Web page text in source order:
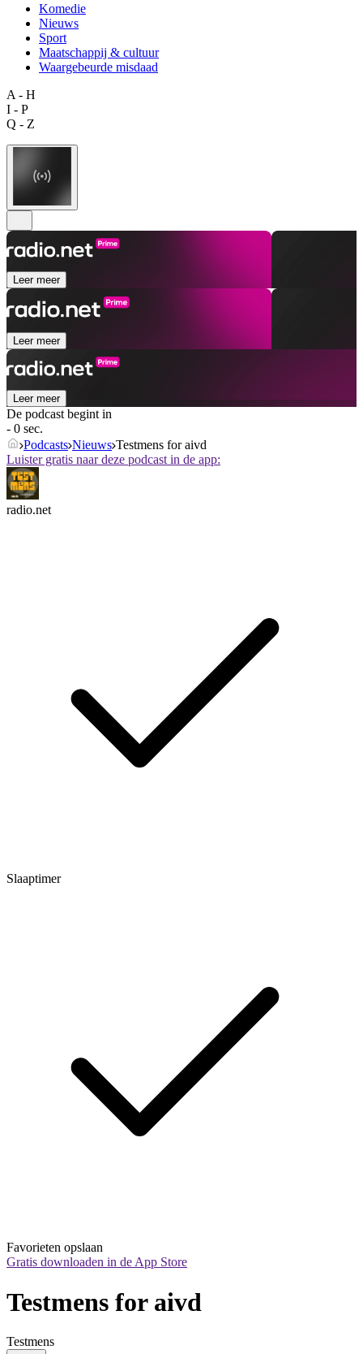
Komedie
Nieuws
Sport
Maatschappij & cultuur
Waargebeurde misdaad
A - H
I - P
Q - Z
Leer meer
Leer meer
Leer meer
De podcast begint in
- 0 sec.
Podcasts Nieuws Testmens for aivd
Luister gratis naar deze podcast in de app:
radio.net
Slaaptimer
Favorieten opslaan
Gratis downloaden in de App Store
Testmens for aivd
Testmens